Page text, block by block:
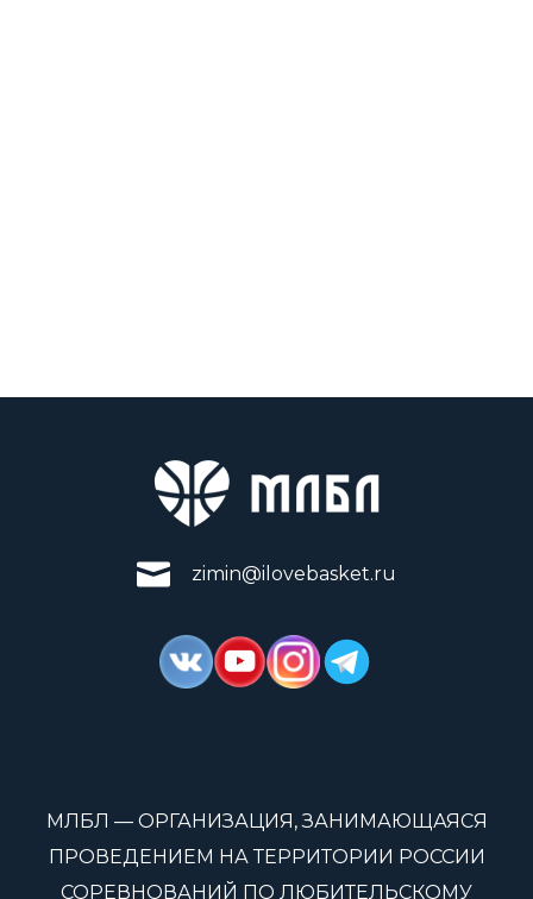
zimin@ilovebasket.ru
МЛБЛ — ОРГАНИЗАЦИЯ, ЗАНИМАЮЩАЯСЯ
ПРОВЕДЕНИЕМ НА ТЕРРИТОРИИ РОССИИ
СОРЕВНОВАНИЙ ПО ЛЮБИТЕЛЬСКОМУ